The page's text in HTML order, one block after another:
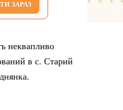
ЗАРАЗ
неквапливо
в с. Старий